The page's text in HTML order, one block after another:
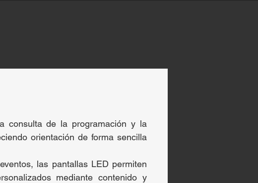
consulta de la programación y la
orientación de forma sencilla
las pantallas LED permiten
mediante contenido y